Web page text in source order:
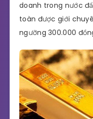
doanh trong nước
toàn được giới
ngưỡng 300.000